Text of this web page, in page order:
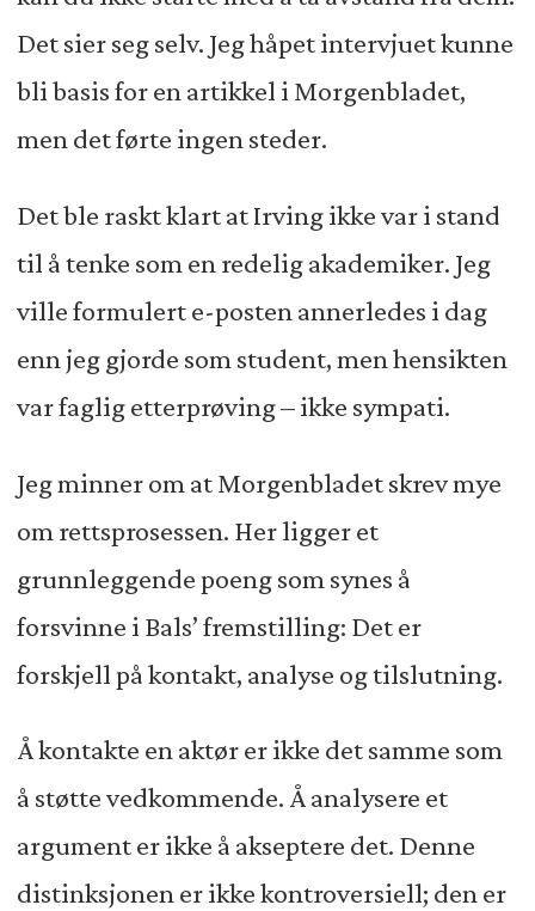
Det sier seg selv. Jeg håpet intervjuet kunne
bli basis for en artikkel i Morgenbladet,
men det førte ingen steder.
Det ble raskt klart at Irving ikke var i stand
til å tenke som en redelig akademiker. Jeg
ville formulert e-posten annerledes i dag
enn jeg gjorde som student, men hensikten
var faglig etterprøving – ikke sympati.
Jeg minner om at Morgenbladet skrev mye
om rettsprosessen. Her ligger et
grunnleggende poeng som synes å
forsvinne i Bals’ fremstilling: Det er
forskjell på kontakt, analyse og tilslutning.
Å kontakte en aktør er ikke det samme som
å støtte vedkommende. Å analysere et
argument er ikke å akseptere det. Denne
distinksjonen er ikke kontroversiell; den er